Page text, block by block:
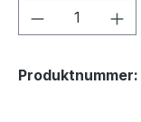
Produkt
Produktnummer: